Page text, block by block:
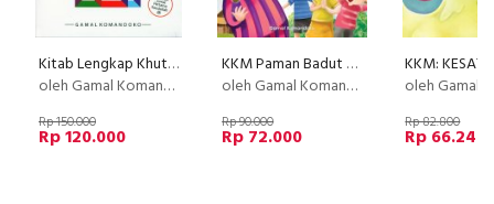
Kitab Lengkap Khutbah Jumat, Kultum, & Ceramah
oleh Gamal Komandoko
Rp 150.000
Rp 120.000
KKM Paman Badut Berhidung Sawo dan 25 Cerita Buah Lainnya
oleh Gamal Komandoko
Rp 90.000
Rp 72.000
oleh Gamal
Rp 82.800
Rp 66.240